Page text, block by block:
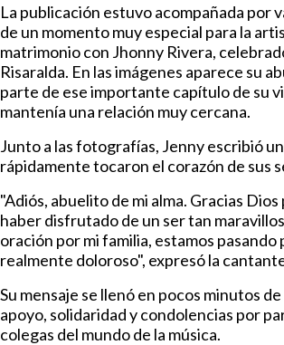
La publicación estuvo acompañada por
de un momento muy especial para la
matrimonio con Jhonny Rivera,
Risaralda. En las imágenes aparece su
parte de ese importante capítulo de su
mantenía una relación muy cercana.
Junto a las fotografías, Jenny escribió
rápidamente tocaron el corazón de sus
"Adiós, abuelito de mi alma. Gracias
haber disfrutado de un ser tan
oración por mi familia, estamos
realmente doloroso", expresó la
Su mensaje se llenó en pocos minutos
apoyo, solidaridad y condolencias por
colegas del mundo de la música.